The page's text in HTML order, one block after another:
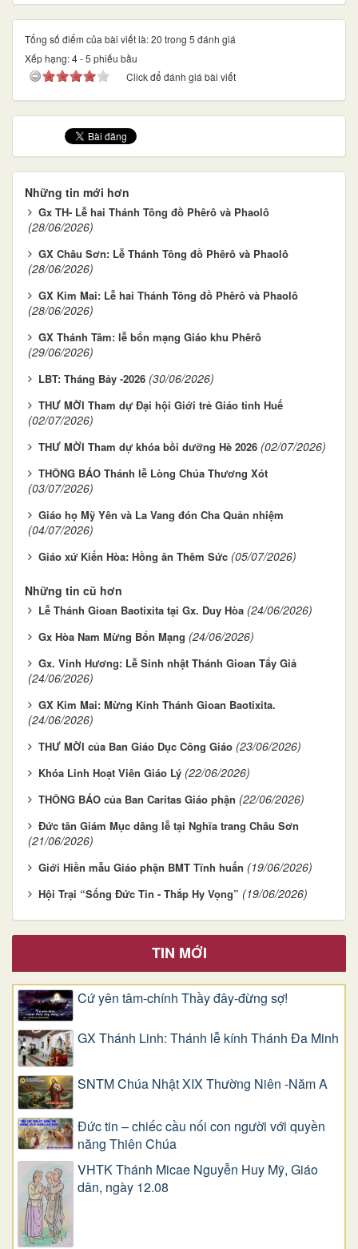
Tổng số điểm của bài viết là: 20 trong 5 đánh giá
Xếp hạng:4-5 phiếu bầu
Click để đánh giá bài viết
Những tin mới hơn
Gx TH- Lễ hai Thánh Tông đồ Phêrô và Phaolô
(28/06/2026)
GX Châu Sơn: Lễ Thánh Tông đồ Phêrô và Phaolô
(28/06/2026)
GX Kim Mai: Lễ hai Thánh Tông đồ Phêrô và Phaolô
(28/06/2026)
GX Thánh Tâm: lễ bổn mạng Giáo khu Phêrô
(29/06/2026)
LBT: Tháng Bảy -2026 (30/06/2026)
THƯ MỜI Tham dự Đại hội Giới trẻ Giáo tỉnh Huế
(02/07/2026)
THƯ MỜI Tham dự khóa bồi dưỡng Hè 2026 (02/07/2026)
THÔNG BÁO Thánh lễ Lòng Chúa Thương Xót
(03/07/2026)
Giáo họ Mỹ Yên và La Vang đón Cha Quản nhiệm
(04/07/2026)
Giáo xứ Kiến Hòa: Hồng ân Thêm Sức (05/07/2026)
Những tin cũ hơn
Lễ Thánh Gioan Baotixita tại Gx. Duy Hòa (24/06/2026)
Gx Hòa Nam Mừng Bổn Mạng (24/06/2026)
Gx. Vinh Hương: Lễ Sinh nhật Thánh Gioan Tẩy Giả
(24/06/2026)
GX Kim Mai: Mừng Kính Thánh Gioan Baotixita.
(24/06/2026)
THƯ MỜI của Ban Giáo Dục Công Giáo (23/06/2026)
Khóa Linh Hoạt Viên Giáo Lý (22/06/2026)
THÔNG BÁO của Ban Caritas Giáo phận (22/06/2026)
Đức tân Giám Mục dâng lễ tại Nghĩa trang Châu Sơn
(21/06/2026)
Giới Hiền mẫu Giáo phận BMT Tĩnh huấn (19/06/2026)
Hội Trại “Sống Đức Tin - Thắp Hy Vọng” (19/06/2026)
TIN MỚI
Cứ yên tâm-chính Thầy đây-đừng sợ!
GX Thánh Linh: Thánh lễ kính Thánh Đa Minh
SNTM Chúa Nhật XIX Thường Niên -Năm A
Đức tin – chiếc cầu nối con người với quyền
năng Thiên Chúa
VHTK Thánh Micae Nguyễn Huy Mỹ, Giáo
dân, ngày 12.08